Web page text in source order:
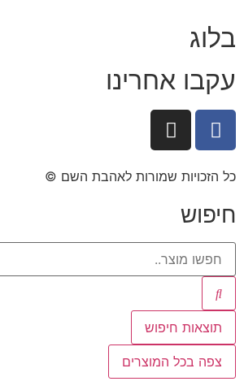
בלוג
עקבו אחרינו
כל הזכויות שמורות לאהבת השם ©​
חיפוש
תוצאות חיפוש
צפה בכל המוצרים